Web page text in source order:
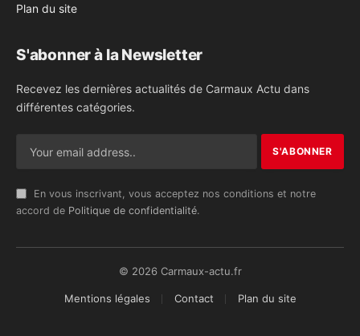
Plan du site
S'abonner à la Newsletter
Recevez les dernières actualités de Carmaux Actu dans
différentes catégories.
En vous inscrivant, vous acceptez nos conditions et notre
accord de Politique de confidentialité.
© 2026 Carmaux-actu.fr
Mentions légales Contact Plan du site